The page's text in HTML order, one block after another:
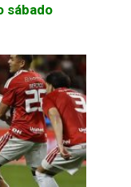
sábado